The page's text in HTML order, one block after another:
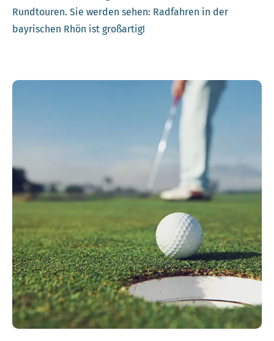
Rundtouren. Sie werden sehen: Radfahren in der
bayrischen Rhön ist großartig!